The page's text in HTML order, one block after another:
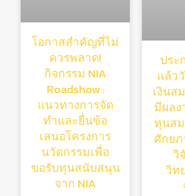
โอกาสสำคัญที่ไม่
ควรพลาด!
กิจกรรม NIA
Roadshow :
แนวทางการจัด
ทำและยื่นข้อ
เสนอโครงการ
นวัตกรรมเพื่อ
ขอรับทุนสนับสนุน
จาก NIA
ประ
แล้ว
เงิน
มีผล
ทุนส
ศักย
วิ
วิท